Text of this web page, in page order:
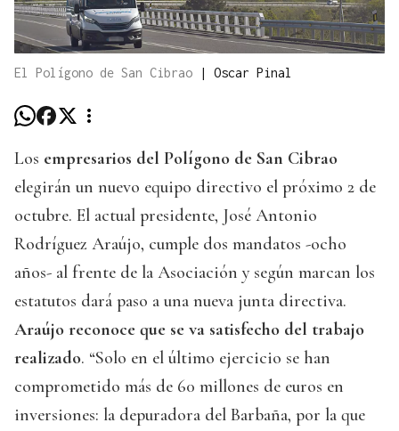
El Polígono de San Cibrao | Oscar Pinal
Los empresarios del Polígono de San Cibrao
elegirán un nuevo equipo directivo el próximo 2 de
octubre. El actual presidente, José Antonio
Rodríguez Araújo, cumple dos mandatos -ocho
años- al frente de la Asociación y según marcan los
estatutos dará paso a una nueva junta directiva.
Araújo reconoce que se va satisfecho del trabajo
realizado. “Solo en el último ejercicio se han
comprometido más de 60 millones de euros en
inversiones: la depuradora del Barbaña, por la que